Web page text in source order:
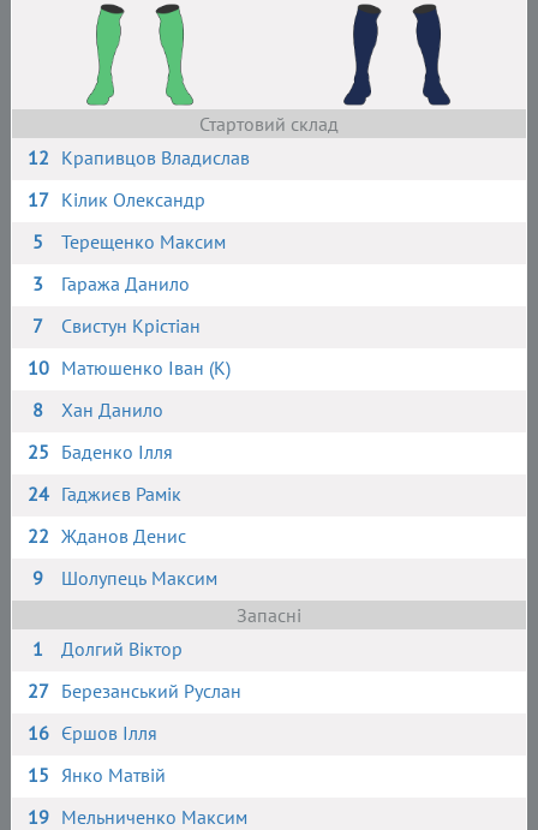
Стартовий склад
12 Крапивцов Владислав
17 Кілик Олександр
5
Терещенко Максим
3
Гаража Данило
7
Свистун Крістіан
10 Матюшенко Іван (К)
8
Хан Данило
25 Баденко Ілля
24 Гаджиєв Рамік
22 Жданов Денис
9
Шолупець Максим
Запасні
1
Долгий Віктор
27 Березанський Руслан
16 Єршов Ілля
15 Янко Матвій
19 Мельниченко Максим